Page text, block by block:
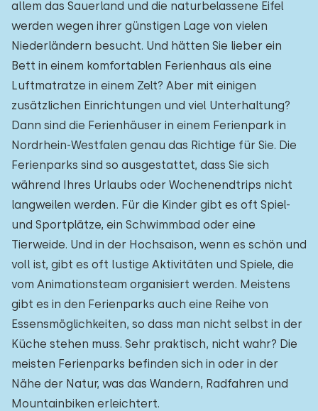
allem das Sauerland und die naturbelassene Eifel
werden wegen ihrer günstigen Lage von vielen
Niederländern besucht. Und hätten Sie lieber ein
Bett in einem komfortablen Ferienhaus als eine
Luftmatratze in einem Zelt? Aber mit einigen
zusätzlichen Einrichtungen und viel Unterhaltung?
Dann sind die Ferienhäuser in einem Ferienpark in
Nordrhein-Westfalen genau das Richtige für Sie. Die
Ferienparks sind so ausgestattet, dass Sie sich
während Ihres Urlaubs oder Wochenendtrips nicht
langweilen werden. Für die Kinder gibt es oft Spiel-
und Sportplätze, ein Schwimmbad oder eine
Tierweide. Und in der Hochsaison, wenn es schön und
voll ist, gibt es oft lustige Aktivitäten und Spiele, die
vom Animationsteam organisiert werden. Meistens
gibt es in den Ferienparks auch eine Reihe von
Essensmöglichkeiten, so dass man nicht selbst in der
Küche stehen muss. Sehr praktisch, nicht wahr? Die
meisten Ferienparks befinden sich in oder in der
Nähe der Natur, was das Wandern, Radfahren und
Mountainbiken erleichtert.